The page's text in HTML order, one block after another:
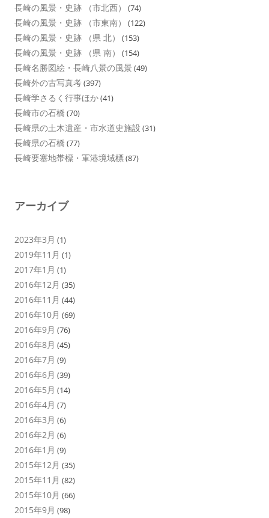
長崎の風景・史跡 （市北西） (74)
長崎の風景・史跡 （市東南） (122)
長崎の風景・史跡 （県 北） (153)
長崎の風景・史跡 （県 南） (154)
長崎名勝図絵・長崎八景の風景 (49)
長崎外の古写真考(397)
長崎学さるく行事ほか(41)
長崎市の石橋 (70)
長崎県の土木遺産・市水道史施設 (31)
長崎県の石橋 (77)
長崎要塞地帯標・軍港境域標(87)
アーカイブ
2023年3月 (1)
2019年11月 (1)
2017年1月 (1)
2016年12月 (35)
2016年11月 (44)
2016年10月 (69)
2016年9月 (76)
2016年8月 (45)
2016年7月 (9)
2016年6月 (39)
2016年5月 (14)
2016年4月 (7)
2016年3月 (6)
2016年2月 (6)
2016年1月 (9)
2015年12月 (35)
2015年11月 (82)
2015年10月 (66)
2015年9月 (98)